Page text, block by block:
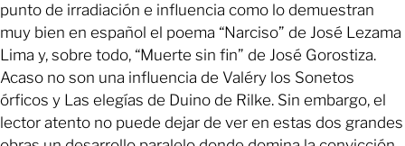
punto de irradiación e influencia como lo demuestran
muy bien en español el poema “Narciso” de José Lezama
Lima y, sobre todo, “Muerte sin fin” de José Gorostiza.
Acaso no son una influencia de Valéry los Sonetos
órficos y Las elegías de Duino de Rilke. Sin embargo, el
lector atento no puede dejar de ver en estas dos grandes